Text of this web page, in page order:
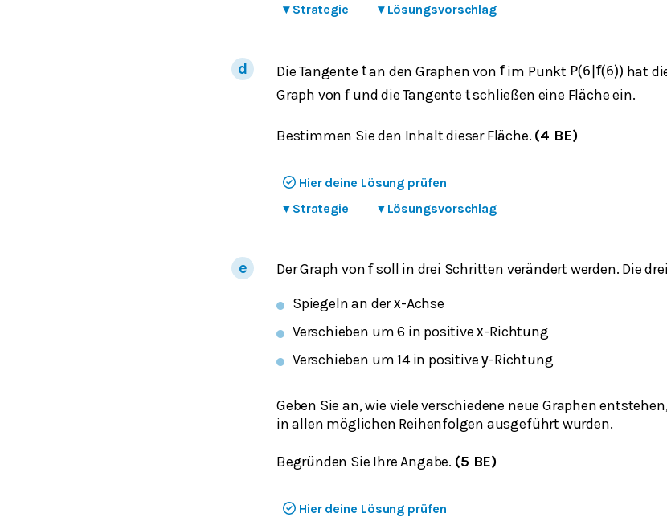
▾ Strategie ▾ Lösungsvorschlag
Die Tangente tan den Graphen von fim Punkt P(6 f(6)) hat
Graph vonfund die Tangente tschließen eine Fläche ein.
Bestimmen Sie den Inhalt dieser Fläche. (4 BE)
Hier deine Lösung prüfen
▾ Strategie ▾ Lösungsvorschlag
Der Graph vonfsoll in drei Schritten verändert werden. Die
Spiegeln an derx-Achse
Verschieben um 6 in positivex-Richtung
Verschieben um 14 in positivey-Richtung
Geben Sie an, wie viele verschiedene neue Graphen
in allen möglichen Reihenfolgen ausgeführt wurden.
Begründen Sie Ihre Angabe. (5 BE)
Hier deine Lösung prüfen